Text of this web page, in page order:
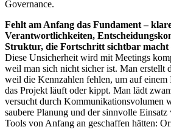
Governance.
Fehlt am Anfang das Fundament –
Verantwortlichkeiten,
Struktur, die Fortschritt sichtbar macht
Diese Unsicherheit wird mit Meetings
weil man sich nicht sicher ist. Man erstellt
weil die Kennzahlen fehlen, um auf
das Projekt läuft oder kippt. Man lädt
versucht durch Kommunikationsvolumen
saubere Planung und der sinnvolle
Tools von Anfang an geschaffen hätten: